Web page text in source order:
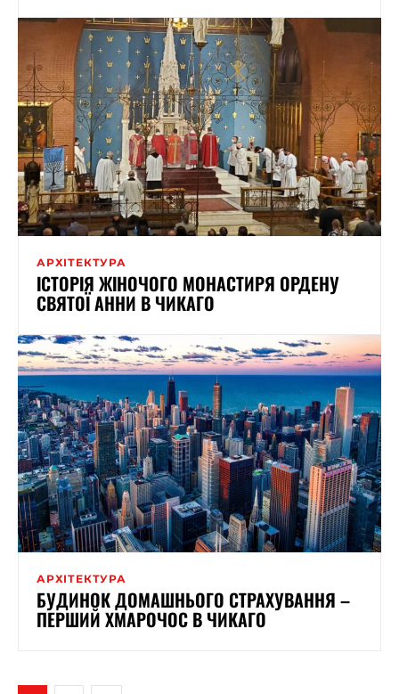
АРХІТЕКТУРА
ІСТОРІЯ ЖІНОЧОГО МОНАСТИРЯ ОРДЕНУ
СВЯТОЇ АННИ В ЧИКАГО
АРХІТЕКТУРА
БУДИНОК ДОМАШНЬОГО СТРАХУВАННЯ –
ПЕРШИЙ ХМАРОЧОС В ЧИКАГО